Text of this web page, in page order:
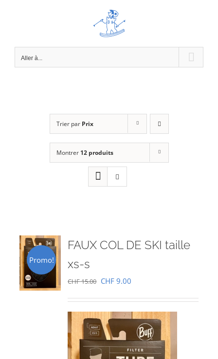
Aller à...
Trier par Prix
Montrer 12 produits
Promo!
FAUX COL DE SKI taille
xs-s
CHF15.00 Le
initial
était :
CHF 15.00.
CHF 9.00
actuel
est :
CHF 9.00.